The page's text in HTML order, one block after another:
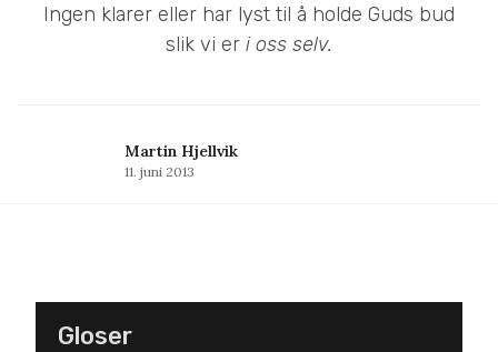
Ingen klarer eller har lyst til å holde Guds bud
slik vi er i oss selv.
Martin Hjellvik
11. juni 2013
Gloser